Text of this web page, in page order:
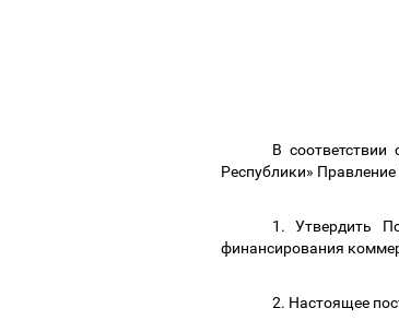
В
Республики»
1. Утвердить
финансирования
2. Настоящее